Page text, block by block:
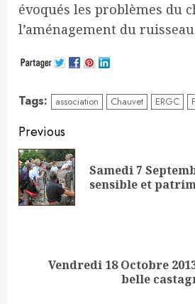
évoqués les problèmes du
l’aménagement du
Tags: association Chauvet ERGC
Continue
Reading
Previous
Samedi 7
sensible et
Vendredi 18 Octobre
belle